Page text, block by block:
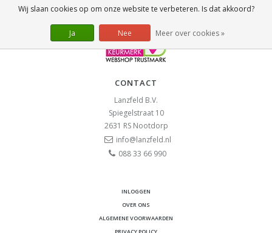
CONTACT
Lanzfeld B.V.
Spiegelstraat 10
2631 RS Nootdorp
info@lanzfeld.nl
088 33 66 990
INLOGGEN
OVER ONS
ALGEMENE VOORWAARDEN
PRIVACY POLICY
Wij slaan cookies op om onze website te verbeteren. Is dat akkoord?
Ja Nee Meer over cookies »